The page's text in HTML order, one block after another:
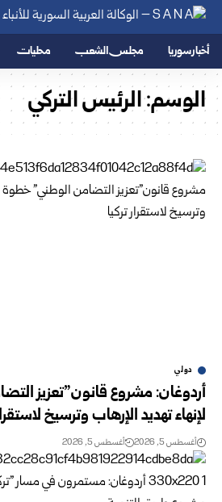
أخبار سوريا مجلس الشعب محليات
الوسم:الرئيس التركي
دولي
أردوغان: مشروع قانون”تعزيز
لإنهاء تهديد الإرهاب وترسيخ
أغسطس 5, 2026 أغسطس 5, 2026